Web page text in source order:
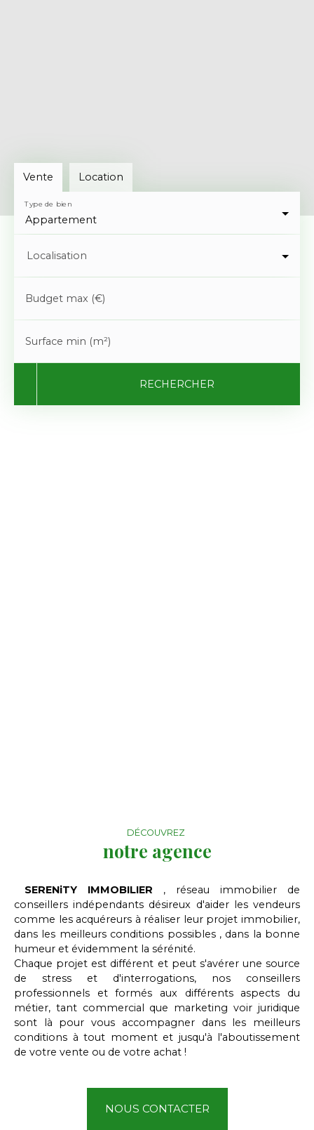
Vente Location
Appartement
Type de bien
Localisation
Budget max (€)
Surface min (m²)
RECHERCHER
DÉCOUVREZ
notre agence
SERENiTY IMMOBILIER , réseau immobilier de
conseillers indépendants désireux d'aider les vendeurs
comme les acquéreurs à réaliser leur projet immobilier,
dans les meilleurs conditions possibles , dans la bonne
humeur et évidemment la sérénité.
Chaque projet est différent et peut s'avérer une source
de stress et d'interrogations, nos conseillers
professionnels et formés aux différents aspects du
métier, tant commercial que marketing voir juridique
sont là pour vous accompagner dans les meilleurs
conditions à tout moment et jusqu'à l'aboutissement
de votre vente ou de votre achat !
NOUS CONTACTER